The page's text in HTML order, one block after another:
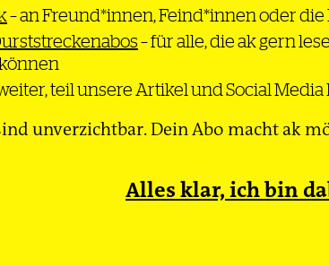
plötzlich
nach
wurde der
infolge der
– an Freund*innen, Feind*innen oder die
– für alle, die ak gern
teil unsere Artikel und Social Media
unverzichtbar. Dein Abo macht ak
Alles klar, ich bin